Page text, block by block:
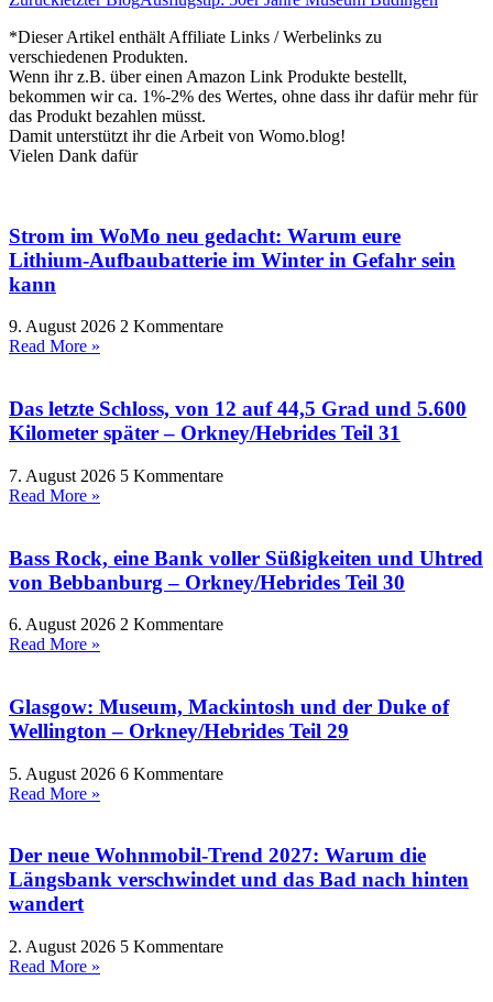
*Dieser Artikel enthält Affiliate Links / Werbelinks zu
verschiedenen Produkten.
Wenn ihr z.B. über einen Amazon Link Produkte bestellt,
bekommen wir ca. 1%-2% des Wertes, ohne dass ihr dafür mehr für
das Produkt bezahlen müsst.
Damit unterstützt ihr die Arbeit von Womo.blog!
Vielen Dank dafür
Strom im WoMo neu gedacht: Warum eure
Lithium-Aufbaubatterie im Winter in Gefahr sein
kann
9. August 2026 2 Kommentare
Read More »
Das letzte Schloss, von 12 auf 44,5 Grad und 5.600
Kilometer später – Orkney/Hebrides Teil 31
7. August 2026 5 Kommentare
Read More »
Bass Rock, eine Bank voller Süßigkeiten und Uhtred
von Bebbanburg – Orkney/Hebrides Teil 30
6. August 2026 2 Kommentare
Read More »
Glasgow: Museum, Mackintosh und der Duke of
Wellington – Orkney/Hebrides Teil 29
5. August 2026 6 Kommentare
Read More »
Der neue Wohnmobil-Trend 2027: Warum die
Längsbank verschwindet und das Bad nach hinten
wandert
2. August 2026 5 Kommentare
Read More »